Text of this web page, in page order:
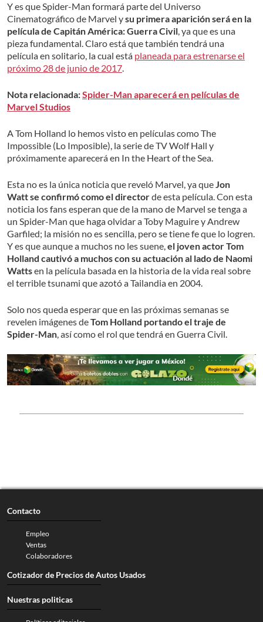
Y es que Spider-Man formará parte del Universo
Cinematográfico de Marvel ysu primera aparición será en la
película de Capitán América: Guerra Civil, ya que es una
pieza fundamental. Claro está que también tendrá una
película en solitario, la cual está planeada para estrenarse el
próximo 28 de junio de 2017.
Nota relacionada:Spider-Man aparecerá en películas de
Marvel Studios
A Tom Holland lo hemos visto en películas como The
Impossible (Lo Imposible), la serie de TV Wolf Hall y
próximamente aparecerá en In the Heart of the Sea.
Esta no es la única noticia que reveló Marvel, ya queJon
Watt se confirmó como el directorde esta película. Con esta
noticia los fans esperan que de la mano de Marvel se tenga a
un Spider-Man que haga olvidar a Toby Maguire y Andrew
Garfiled; la misión no es sencilla, pero se tiene fe que lo logren.
Y es que aunque a muchos no les suene,el joven actorTom
Holland cautivó a muchos con su actuación al lado de Naomi
Wattsen la película basada en la historia de la vida real sobre
el terrible tsunami que azotó a Tailandia en 2004.
Solo nos queda esperar que en las próximas semanas se
revelen imágenes deTom Holland portando el traje de
Spider-Man, así como el rol que tendrá en Guerra Civil.
Contacto
Empleo
Ventas
Colaboradores
Cotizador de Precios de Autos Usados
Nuestras politicas